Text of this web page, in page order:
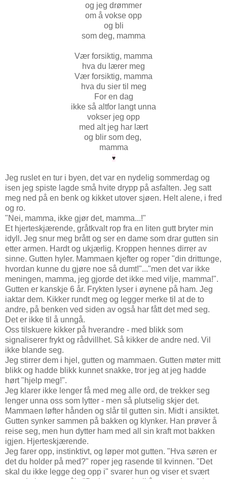
og jeg drømmer
om å vokse opp
og bli
som deg, mamma
Vær forsiktig, mamma
hva du lærer meg
Vær forsiktig, mamma
hva du sier til meg
For en dag
ikke så altfor langt unna
vokser jeg opp
med alt jeg har lært
og blir som deg,
mamma
♥
Jeg ruslet en tur i byen, det var en nydelig sommerdag og
isen jeg spiste lagde små hvite drypp på asfalten. Jeg satt
meg ned på en benk og kikket utover sjøen. Helt alene, i fred
og ro.
"Nei, mamma, ikke gjør det, mamma...!"
Et hjerteskjærende, gråtkvalt rop fra en liten gutt bryter min
idyll. Jeg snur meg brått og ser en dame som drar gutten sin
etter armen. Hardt og ukjærlig. Kroppen hennes dirrer av
sinne. Gutten hyler. Mammaen kjefter og roper "din drittunge,
hvordan kunne du gjøre noe så dumt!"..."men det var ikke
meningen, mamma, jeg gjorde det ikke med vilje, mamma!".
Gutten er kanskje 6 år. Frykten lyser i øynene på ham. Jeg
iaktar dem. Kikker rundt meg og legger merke til at de to
andre, på benken ved siden av også har fått det med seg.
Det er ikke til å unngå.
Oss tilskuere kikker på hverandre - med blikk som
signaliserer frykt og rådvillhet. Så kikker de andre ned. Vil
ikke blande seg.
Jeg stirrer dem i hjel, gutten og mammaen. Gutten møter mitt
blikk og hadde blikk kunnet snakke, tror jeg at jeg hadde
hørt "hjelp meg!".
Jeg klarer ikke lenger få med meg alle ord, de trekker seg
lenger unna oss som lytter - men så plutselig skjer det.
Mammaen løfter hånden og slår til gutten sin. Midt i ansiktet.
Gutten synker sammen på bakken og klynker. Han prøver å
reise seg, men hun dytter ham med all sin kraft mot bakken
igjen. Hjerteskjærende.
Jeg farer opp, instinktivt, og løper mot gutten. "Hva søren er
det du holder på med?" roper jeg rasende til kvinnen. "Det
skal du ikke legge deg opp i" svarer hun og viser et svært